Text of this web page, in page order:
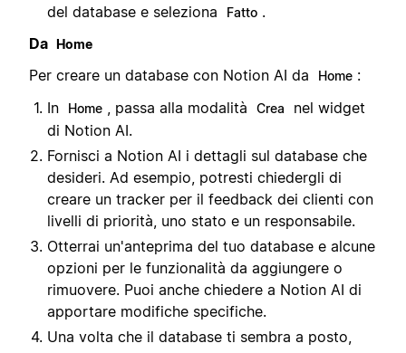
del database e seleziona
Fatto .
Da Home
Per creare un database con Notion AI da Home :
In
Home , passa alla modalità Crea
nel widget
di Notion AI.
Fornisci a Notion AI i dettagli sul database che
desideri. Ad esempio, potresti chiedergli di
creare un tracker per il feedback dei clienti con
livelli di priorità, uno stato e un responsabile.
Otterrai un'anteprima del tuo database e alcune
opzioni per le funzionalità da aggiungere o
rimuovere. Puoi anche chiedere a Notion AI di
apportare modifiche specifiche.
Una volta che il database ti sembra a posto,